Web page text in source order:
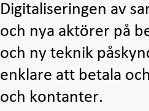
Digitaliseringen av
och nya aktörer på
och ny teknik
enklare att betala
och kontanter.